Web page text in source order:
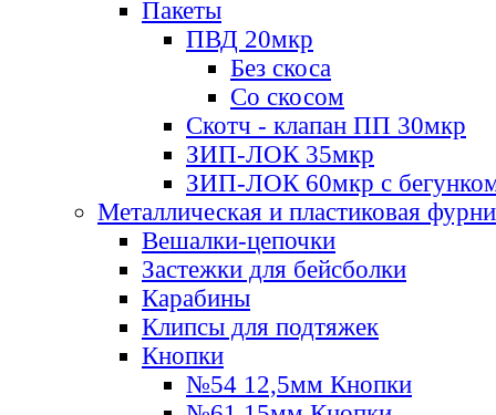
Пакеты
ПВД 20мкр
Без скоса
Со скосом
Скотч - клапан ПП 30мкр
ЗИП-ЛОК 35мкр
ЗИП-ЛОК 60мкр с
Металлическая и пластиковая
Вешалки-цепочки
Застежки для бейсболки
Карабины
Клипсы для подтяжек
Кнопки
№54 12,5мм Кнопки